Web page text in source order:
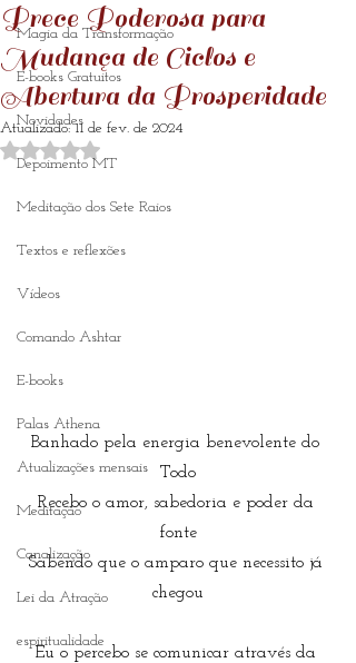
Magia da Transformação
E-books Gratuitos
Novidades
Depoimento MT
Meditação dos Sete Raios
Textos e reflexões
Vídeos
Comando Ashtar
E-books
Palas Athena
Atualizações mensais
Meditação
Canalização
Lei da Atração
espiritualidade
Prece Poderosa para
Mudança de Ciclos e
Abertura da Prosperidade
Atualizado:11 de fev. de 2024
Avaliado com NaN de 5 estrelas.
Banhado pela energia benevolente do
Todo
Recebo o amor, sabedoria e poder da
fonte
Sabendo que o amparo que necessito já
chegou
Eu o percebo se comunicar através da